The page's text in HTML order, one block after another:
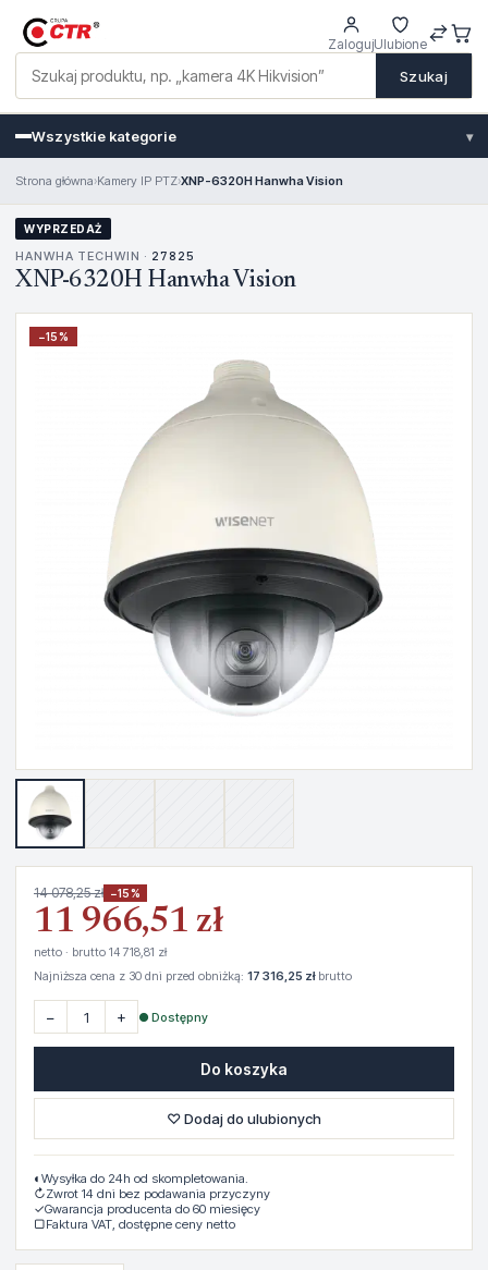
Szukaj
ZalogujUlubione
Wszystkie kategorie ▾
Strona główna›Kamery IP PTZ›XNP-6320H Hanwha Vision
WYPRZEDAŻ
HANWHA TECHWIN · 27825
XNP-6320H Hanwha Vision
−15%
14 078,25 zł −15%
11 966,51 zł
netto · brutto 14 718,81 zł
Najniższa cena z 30 dni przed obniżką: 17 316,25 złbrutto
− + ● Dostępny
Do koszyka
♡ Dodaj do ulubionych
◐ Wysyłka do 24h od skompletowania.
↻Zwrot 14 dni bez podawania przyczyny
✓Gwarancja producenta do 60 miesięcy
▢Faktura VAT, dostępne ceny netto